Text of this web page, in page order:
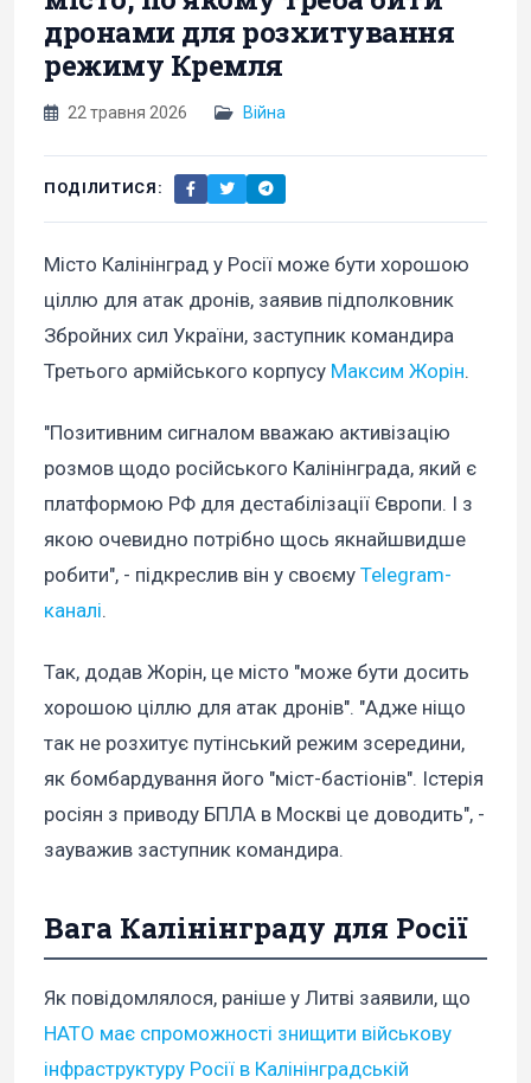
дронами для розхитування
режиму Кремля
22 травня 2026 Війна
ПОДІЛИТИСЯ:
Місто Калінінград у Росії може бути хорошою
ціллю для атак дронів, заявив підполковник
Збройних сил України, заступник командира
Третього армійського корпусу Максим Жорін.
"Позитивним сигналом вважаю активізацію
розмов щодо російського Калінінграда, який є
платформою РФ для дестабілізації Європи. І з
якою очевидно потрібно щось якнайшвидше
робити", - підкреслив він у своєму Telegram-
каналі.
Так, додав Жорін, це місто "може бути досить
хорошою ціллю для атак дронів". "Адже ніщо
так не розхитує путінський режим зсередини,
як бомбардування його "міст-бастіонів". Істерія
росіян з приводу БПЛА в Москві це доводить", -
зауважив заступник командира.
Вага Калінінграду для Росії
Як повідомлялося, раніше у Литві заявили, що
НАТО має спроможності знищити військову
інфраструктуру Росії в Калінінградській